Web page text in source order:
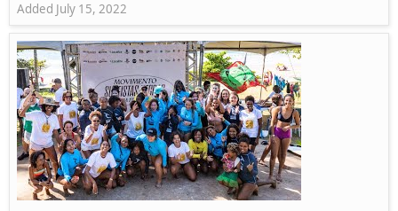
Added July 15, 2022